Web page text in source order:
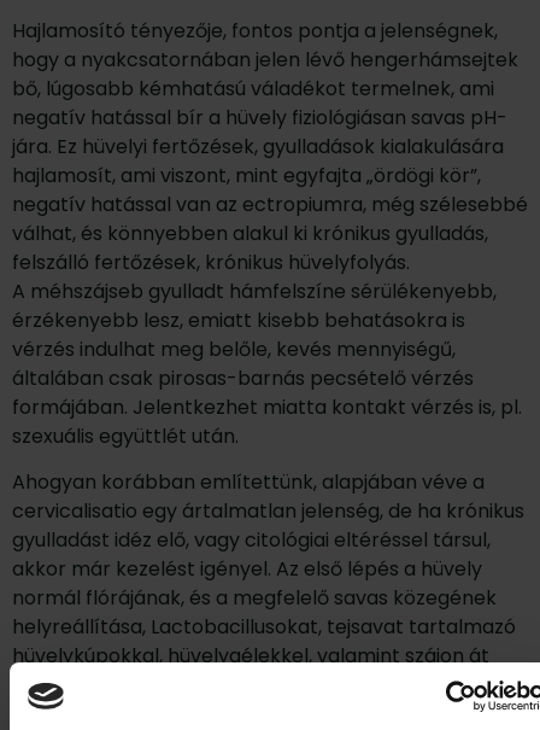
Hajlamosító tényezője, fontos pontja a jelenségnek,
hogy a nyakcsatornában jelen lévő hengerhámsejtek
bő, lúgosabb kémhatású váladékot termelnek, ami
negatív hatással bír a hüvely fiziológiásan savas pH-
jára. Ez hüvelyi fertőzések, gyulladások kialakulására
hajlamosít, ami viszont, mint egyfajta „ördögi kör”,
negatív hatással van az ectropiumra, még szélesebbé
válhat, és könnyebben alakul ki krónikus gyulladás,
felszálló fertőzések, krónikus hüvelyfolyás.
A méhszájseb gyulladt hámfelszíne sérülékenyebb,
érzékenyebb lesz, emiatt kisebb behatásokra is
vérzés indulhat meg belőle, kevés mennyiségű,
általában csak pirosas-barnás pecsételő vérzés
formájában. Jelentkezhet miatta kontakt vérzés is, pl.
szexuális együttlét után.
Ahogyan korábban említettünk, alapjában véve a
cervicalisatio egy ártalmatlan jelenség, de ha krónikus
gyulladást idéz elő, vagy citológiai eltéréssel társul,
akkor már kezelést igényel. Az első lépés a hüvely
normál flórájának, és a megfelelő savas közegének
helyreállítása, Lactobacillusokat, tejsavat tartalmazó
hüvelykúpokkal, hüvelygélekkel, valamint szájon át
szedhető probiotikumokkal, amit kúra szerűen kell
alkalmazni.